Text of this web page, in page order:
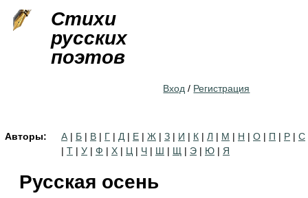
Стихи
русских
поэтов
Вход / Регистрация
Авторы: А | Б | В | Г | Д | Е | Ж | З | И | К | Л | М | Н | О | П | Р | С
| Т | У | Ф | Х | Ц | Ч | Ш | Щ | Э | Ю | Я
Русская осень